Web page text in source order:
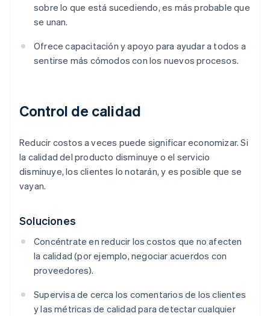
sobre lo que está sucediendo, es más probable que
se unan.
Ofrece capacitación y apoyo para ayudar a todos a
sentirse más cómodos con los nuevos procesos.
Control de calidad
Reducir costos a veces puede significar economizar. Si
la calidad del producto disminuye o el servicio
disminuye, los clientes lo notarán, y es posible que se
vayan.
Soluciones
Concéntrate en reducir los costos que no afecten
la calidad (por ejemplo, negociar acuerdos con
proveedores).
Supervisa de cerca los comentarios de los clientes
y las métricas de calidad para detectar cualquier